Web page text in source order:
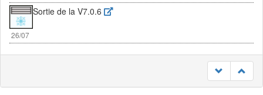
26/07
Sortie de la V7.0.6